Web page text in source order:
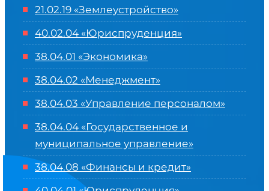
21.02.19 «Землеустройство»
40.02.04 «Юриспруденция»
38.04.01 «Экономика»
38.04.02 «Менеджмент»
38.04.03 «Управление персоналом»
38.04.04 «Государственное и
муниципальное управление»
38.04.08 «Финансы и кредит»